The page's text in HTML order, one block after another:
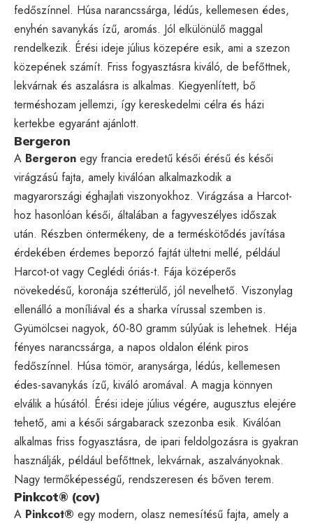
fedőszínnel. Húsa narancssárga, lédús, kellemesen édes,
enyhén savanykás ízű, aromás. Jól elkülönülő maggal
rendelkezik. Érési ideje július közepére esik, ami a szezon
közepének számít. Friss fogyasztásra kiváló, de befőttnek,
lekvárnak és aszalásra is alkalmas. Kiegyenlített, bő
terméshozam jellemzi, így kereskedelmi célra és házi
kertekbe egyaránt ajánlott.
Bergeron
A Bergeron egy francia eredetű késői érésű és késői
virágzású fajta, amely kiválóan alkalmazkodik a
magyarországi éghajlati viszonyokhoz. Virágzása a Harcot-
hoz hasonlóan késői, általában a fagyveszélyes időszak
után. Részben öntermékeny, de a terméskötődés javítása
érdekében érdemes beporzó fajtát ültetni mellé, például
Harcot-ot vagy Ceglédi óriás-t. Fája középerős
növekedésű, koronája szétterülő, jól nevelhető. Viszonylag
ellenálló a moníliával és a sharka vírussal szemben is.
Gyümölcsei nagyok, 60-80 gramm súlyúak is lehetnek. Héja
fényes narancssárga, a napos oldalon élénk piros
fedőszínnel. Húsa tömör, aranysárga, lédús, kellemesen
édes-savanykás ízű, kiváló aromával. A magja könnyen
elválik a húsától. Érési ideje július végére, augusztus elejére
tehető, ami a késői sárgabarack szezonba esik. Kiválóan
alkalmas friss fogyasztásra, de ipari feldolgozásra is gyakran
használják, például befőttnek, lekvárnak, aszalványoknak.
Nagy termőképességű, rendszeresen és bőven terem.
Pinkcot® (cov)
A Pinkcot® egy modern, olasz nemesítésű fajta, amely a